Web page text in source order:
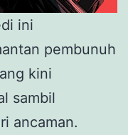
ini
pembunuh
kini
sambil
ancaman.